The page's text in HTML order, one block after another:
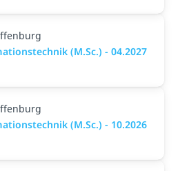
(M.Sc.) - 04.2027
(M.Sc.) - 10.2026